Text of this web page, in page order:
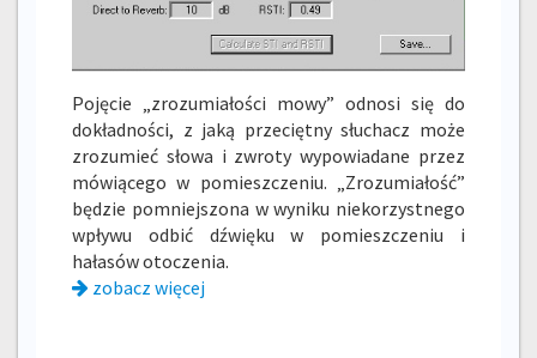
Pojęcie „zrozumiałości mowy” odnosi się do
dokładności, z jaką przeciętny słuchacz może
zrozumieć słowa i zwroty wypowiadane przez
mówiącego w pomieszczeniu. „Zrozumiałość”
będzie pomniejszona w wyniku niekorzystnego
wpływu odbić dźwięku w pomieszczeniu i
hałasów otoczenia.
zobacz więcej